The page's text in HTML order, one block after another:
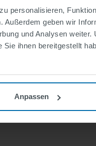
personalisieren,
geben wir
und Analysen
ihnen bereitgestellt
Anpassen